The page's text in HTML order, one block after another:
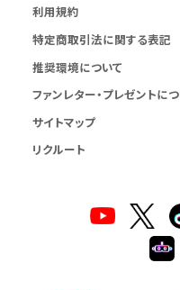
利用規約
特定商取引法に関する表記
推奨環境について
ファンレター・プレゼントに
サイトマップ
リクルート